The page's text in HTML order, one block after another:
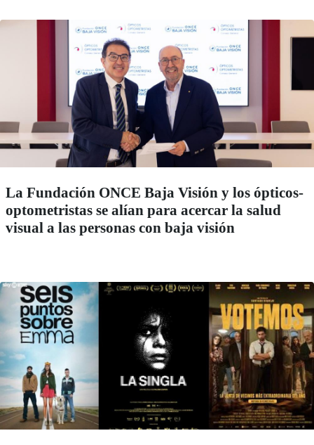
La Fundación ONCE Baja Visión y los ópticos-
optometristas se alían para acercar la salud
visual a las personas con baja visión